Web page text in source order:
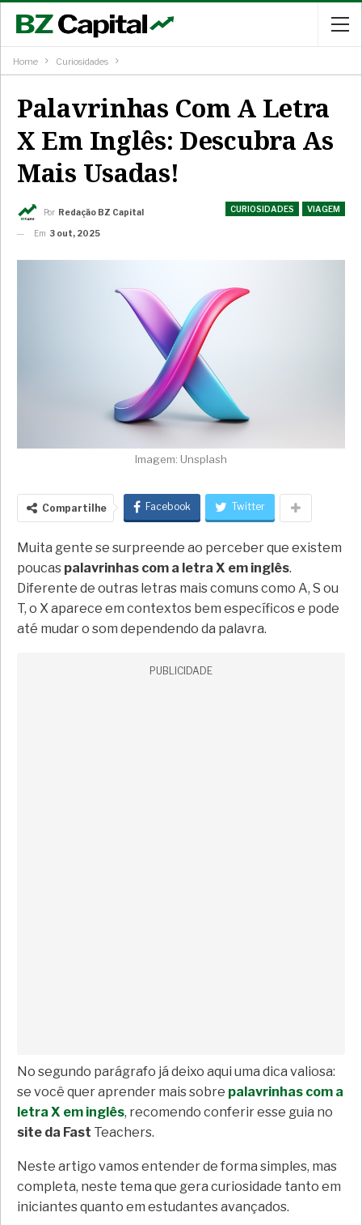
Home Curiosidades
Palavrinhas Com A Letra
X Em Inglês: Descubra As
Mais Usadas!
CURIOSIDADES VIAGEM
Por Redação BZ Capital
Em 3 out, 2025
Imagem: Unsplash
Compartilhe Facebook Twitter
Muita gente se surpreende ao perceber que existem
poucas palavrinhas com a letra X em inglês.
Diferente de outras letras mais comuns como A, S ou
T, o X aparece em contextos bem específicos e pode
até mudar o som dependendo da palavra.
PUBLICIDADE
No segundo parágrafo já deixo aqui uma dica valiosa:
se você quer aprender mais sobre palavrinhas com a
letra X em inglês, recomendo conferir esse guia no
site da Fast Teachers.
Neste artigo vamos entender de forma simples, mas
completa, neste tema que gera curiosidade tanto em
iniciantes quanto em estudantes avançados.